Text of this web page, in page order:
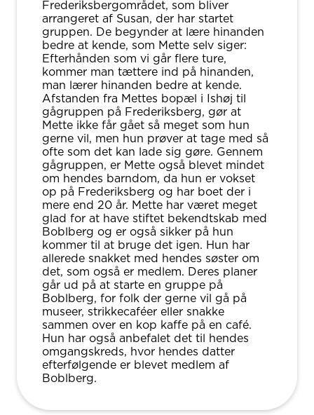
Frederiksbergområdet, som bliver
arrangeret af Susan, der har startet
gruppen. De begynder at lære hinanden
bedre at kende, som Mette selv siger:
Efterhånden som vi går flere ture,
kommer man tættere ind på hinanden,
man lærer hinanden bedre at kende.
Afstanden fra Mettes bopæl i Ishøj til
gågruppen på Frederiksberg, gør at
Mette ikke får gået så meget som hun
gerne vil, men hun prøver at tage med så
ofte som det kan lade sig gøre. Gennem
gågruppen, er Mette også blevet mindet
om hendes barndom, da hun er vokset
op på Frederiksberg og har boet der i
mere end 20 år. Mette har været meget
glad for at have stiftet bekendtskab med
Boblberg og er også sikker på hun
kommer til at bruge det igen. Hun har
allerede snakket med hendes søster om
det, som også er medlem. Deres planer
går ud på at starte en gruppe på
Boblberg, for folk der gerne vil gå på
museer, strikkecaféer eller snakke
sammen over en kop kaffe på en café.
Hun har også anbefalet det til hendes
omgangskreds, hvor hendes datter
efterfølgende er blevet medlem af
Boblberg.